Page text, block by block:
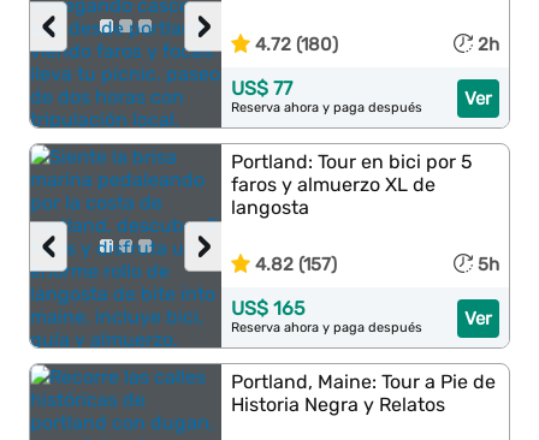
›
‹ 4.72 (180) 2h
Ver
US$ 77
Reserva ahora y paga después
›
‹
Portland: Tour en bici por 5
faros y almuerzo XL de
langosta
4.82 (157) 5h
Ver
US$ 165
Reserva ahora y paga después
Portland, Maine: Tour a Pie de
Historia Negra y Relatos